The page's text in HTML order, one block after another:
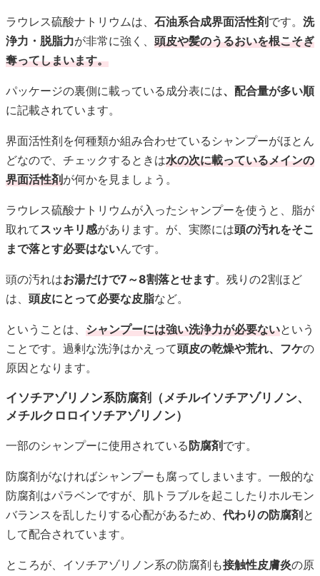
ラウレス硫酸ナトリウムは、 石油系合成界面活性剤 です。 洗
浄力・脱脂力が非常に強く、 頭皮や髪のうるおいを根こそぎ
奪ってしまいます。
パッケージの裏側に載っている成分表には、配合量が多い順
に記載されています。
界面活性剤を何種類か組み合わせているシャンプーがほとん
どなので、チェックするときは水の次に載っているメインの
界面活性剤が何かを見ましょう。
ラウレス硫酸ナトリウムが入ったシャンプーを使うと、脂が
取れてスッキリ感があります。が、実際には頭の汚れをそこ
まで落とす必要はないんです。
頭の汚れはお湯だけで7～8割落とせます。残りの2割ほど
は、 頭皮にとって必要な皮脂など。
ということは、 シャンプーには強い洗浄力が必要ないという
ことです。過剰な洗浄はかえって頭皮の乾燥や荒れ、フケの
原因となります。
イソチアゾリノン系防腐剤（メチルイソチアゾリノン、
メチルクロロイソチアゾリノン）
一部のシャンプーに使用されている 防腐剤 です。
防腐剤がなければシャンプーも腐ってしまいます。一般的な
防腐剤はパラベンですが、肌トラブルを起こしたりホルモン
バランスを乱したりする心配があるため、 代わりの防腐剤 と
して配合されています。
ところが、イソチアゾリノン系の防腐剤も接触性皮膚炎の原